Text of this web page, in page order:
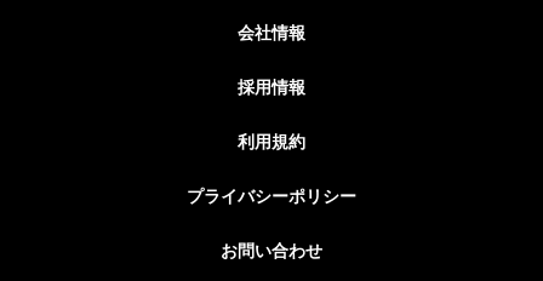
会社情報
採用情報
利用規約
プライバシーポリシー
お問い合わせ